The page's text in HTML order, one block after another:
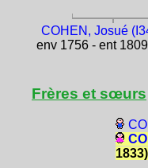
COHEN, Josué
env 1756 - ent
Frères et sœurs
1833)